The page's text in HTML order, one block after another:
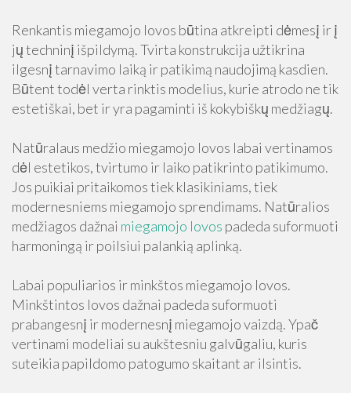
Renkantis miegamojo lovos būtina atkreipti dėmesį ir į
jų techninį išpildymą. Tvirta konstrukcija užtikrina
ilgesnį tarnavimo laiką ir patikimą naudojimą kasdien.
Būtent todėl verta rinktis modelius, kurie atrodo ne tik
estetiškai, bet ir yra pagaminti iš kokybiškų medžiagų.
Natūralaus medžio miegamojo lovos labai vertinamos
dėl estetikos, tvirtumo ir laiko patikrinto patikimumo.
Jos puikiai pritaikomos tiek klasikiniams, tiek
modernesniems miegamojo sprendimams. Natūralios
medžiagos dažnai miegamojo lovos padeda suformuoti
harmoningą ir poilsiui palankią aplinką.
Labai populiarios ir minkštos miegamojo lovos.
Minkštintos lovos dažnai padeda suformuoti
prabangesnį ir modernesnį miegamojo vaizdą. Ypač
vertinami modeliai su aukštesniu galvūgaliu, kuris
suteikia papildomo patogumo skaitant ar ilsintis.